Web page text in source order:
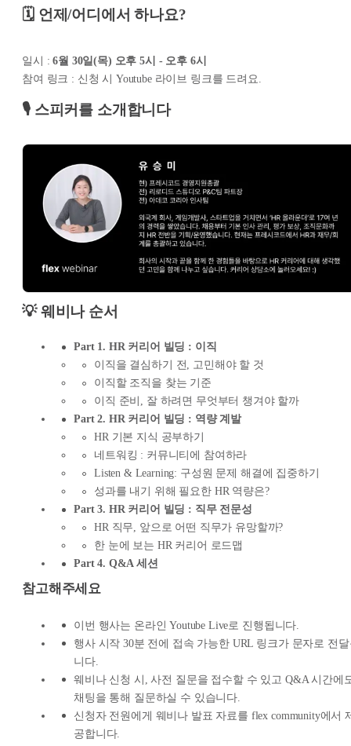
🗓️ 언제/어디에서 하나요?
일시 :6월 30일(목) 오후 5시 - 오후 6시
참여 링크 : 신청 시 Youtube 라이브 링크를 드려요.
🎙️ 스피커를 소개합니다
💡 웨비나 순서
Part 1. HR 커리어 빌딩 : 이직
이직을 결심하기 전, 고민해야 할 것
이직할 조직을 찾는 기준
이직 준비, 잘 하려면 무엇부터 챙겨야 할까
Part 2. HR 커리어 빌딩 : 역량 계발
HR 기본 지식 공부하기
네트워킹 : 커뮤니티에 참여하라
Listen & Learning: 구성원 문제 해결에 집중하기
성과를 내기 위해 필요한 HR 역량은?
Part 3. HR 커리어 빌딩 : 직무 전문성
HR 직무, 앞으로 어떤 직무가 유망할까?
한 눈에 보는 HR 커리어 로드맵
Part 4. Q&A 세션
참고해주세요
이번 행사는 온라인 Youtube Live로 진행됩니다.
행사 시작 30분 전에 접속 가능한 URL 링크가 문자로 전
니다.
웨비나 신청 시, 사전 질문을 접수할 수 있고 Q&A 시간에
채팅을 통해 질문하실 수 있습니다.
신청자 전원에게 웨비나 발표 자료를 flex community에서
공합니다.